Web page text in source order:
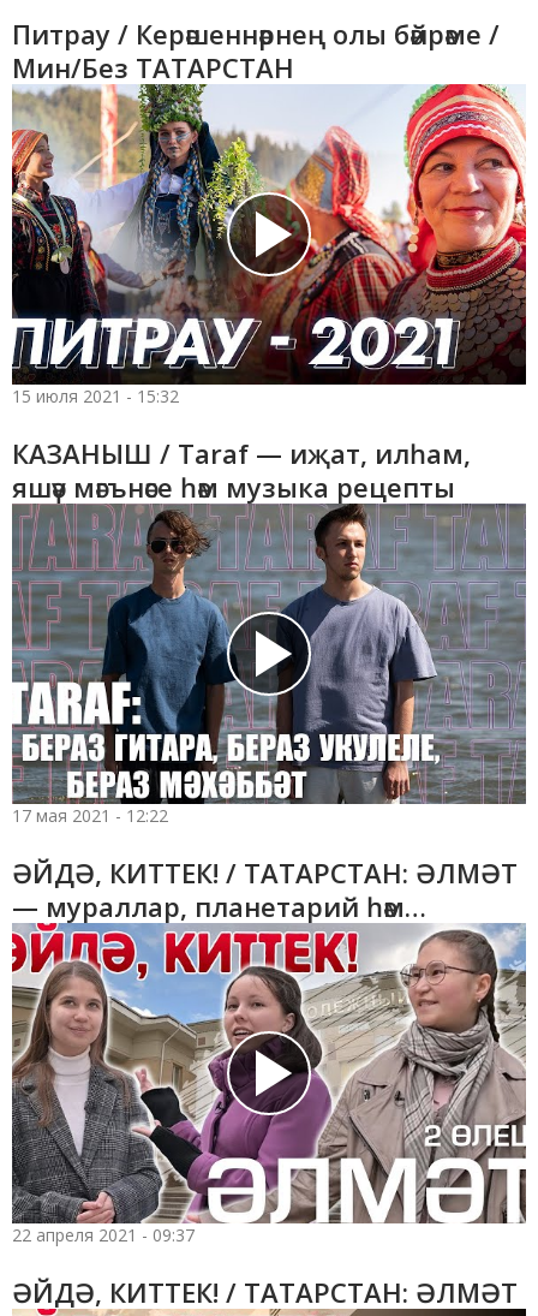
Питрау / Керәшеннәрнең олы бәйрәме /
Мин/Без ТАТАРСТАН
15 июля 2021 - 15:32
КАЗАНЫШ / Taraf — иҗат, илһам,
яшәү мәгънәсе һәм музыка рецепты
17 мая 2021 - 12:22
ӘЙДӘ, КИТТЕК! / ТАТАРСТАН: ӘЛМӘТ
— мураллар, планетарий һәм
«Аэронавт» клубы
22 апреля 2021 - 09:37
ӘЙДӘ, КИТТЕК! / ТАТАРСТАН: ӘЛМӘТ